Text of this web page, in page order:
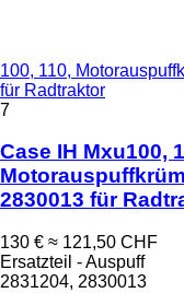
100, 110,
für Radtraktor
7
Case IH Mxu100,
2830013 für
130 € ≈ 121,50 CHF
Ersatzteil - Auspuff
2831204, 2830013